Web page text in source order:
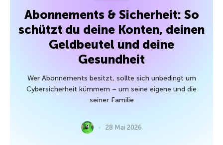
Abonnements & Sicherheit: So
schützt du deine Konten, deinen
Geldbeutel und deine
Gesundheit
Wer Abonnements besitzt, sollte sich unbedingt um
Cybersicherheit kümmern – um seine eigene und die
seiner Familie
28 Mai 2026